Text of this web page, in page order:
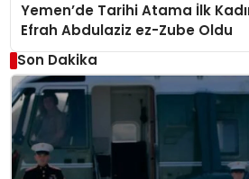
Yemen’de Tarihi Atama İlk
Efrah Abdulaziz ez-Zube Oldu
Son Dakika